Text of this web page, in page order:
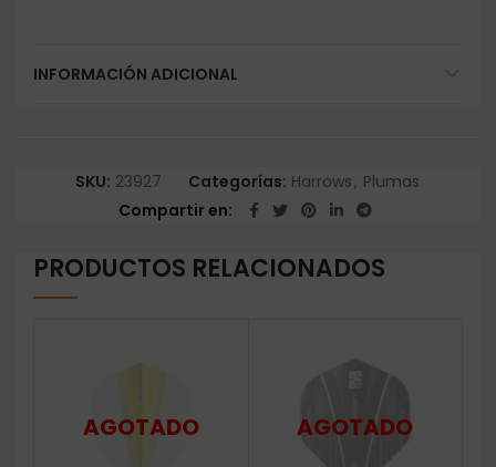
INFORMACIÓN ADICIONAL
SKU: 23927 Categorías: Harrows, Plumas
Compartir en
PRODUCTOS RELACIONADOS